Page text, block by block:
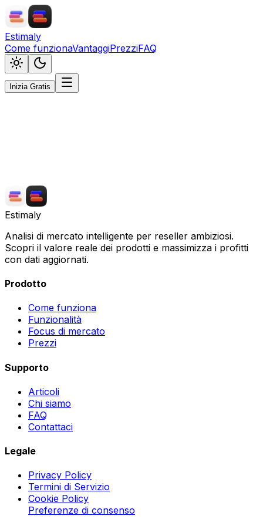
Estimaly
Come funzionaVantaggiPrezziFAQ
Inizia Gratis
Caricamento...
Estimaly
Analisi di mercato intelligente per reseller ambiziosi.
Scopri il valore reale dei prodotti e massimizza i profitti
con dati aggiornati.
Prodotto
Come funziona
Funzionalità
Focus di mercato
Prezzi
Supporto
Articoli
Chi siamo
FAQ
Contattaci
Legale
Privacy Policy
Termini di Servizio
Cookie Policy
Preferenze di consenso